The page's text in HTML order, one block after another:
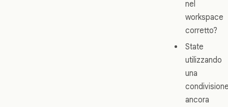
nel
workspace
corretto?
State
utilizzando
una
ancora